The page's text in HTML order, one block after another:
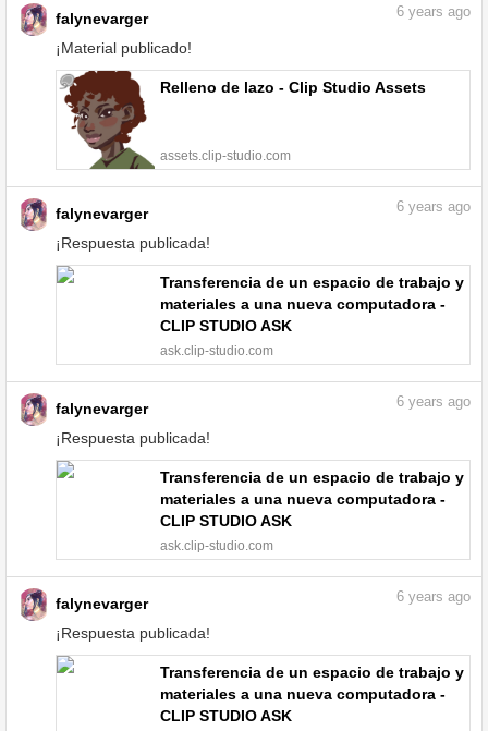
falynevarger
¡Material publicado!
6 years ago
Relleno de lazo - Clip Studio Assets
assets.clip-studio.com
falynevarger
¡Respuesta publicada!
6 years ago
Transferencia de un espacio de trabajo y
materiales a una nueva computadora -
CLIP STUDIO ASK
ask.clip-studio.com
falynevarger
¡Respuesta publicada!
6 years ago
Transferencia de un espacio de trabajo y
materiales a una nueva computadora -
CLIP STUDIO ASK
ask.clip-studio.com
falynevarger
¡Respuesta publicada!
6 years ago
Transferencia de un espacio de trabajo y
materiales a una nueva computadora -
CLIP STUDIO ASK